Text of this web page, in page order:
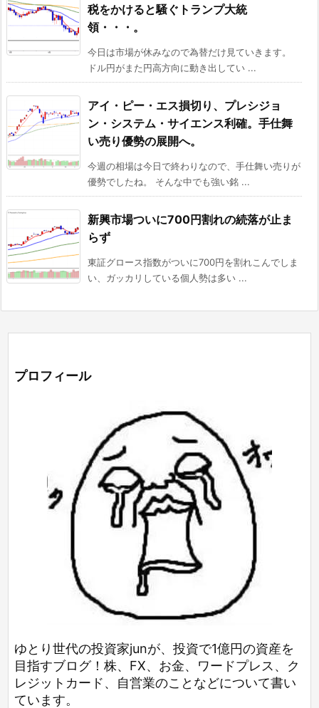
税をかけると騒ぐトランプ大統
領・・・。
今日は市場が休みなので為替だけ見ていきます。
ドル円がまた円高方向に動き出してい ...
アイ・ピー・エス損切り、プレシジョ
ン・システム・サイエンス利確。手仕舞
い売り優勢の展開へ。
今週の相場は今日で終わりなので、手仕舞い売りが
優勢でしたね。 そんな中でも強い銘 ...
新興市場ついに700円割れの続落が止ま
らず
東証グロース指数がついに700円を割れこんでしま
い、ガッカリしている個人勢は多い ...
プロフィール
ゆとり世代の投資家junが、投資で1億円の資産を
目指すブログ！株、FX、お金、ワードプレス、ク
レジットカード、自営業のことなどについて書い
ています。